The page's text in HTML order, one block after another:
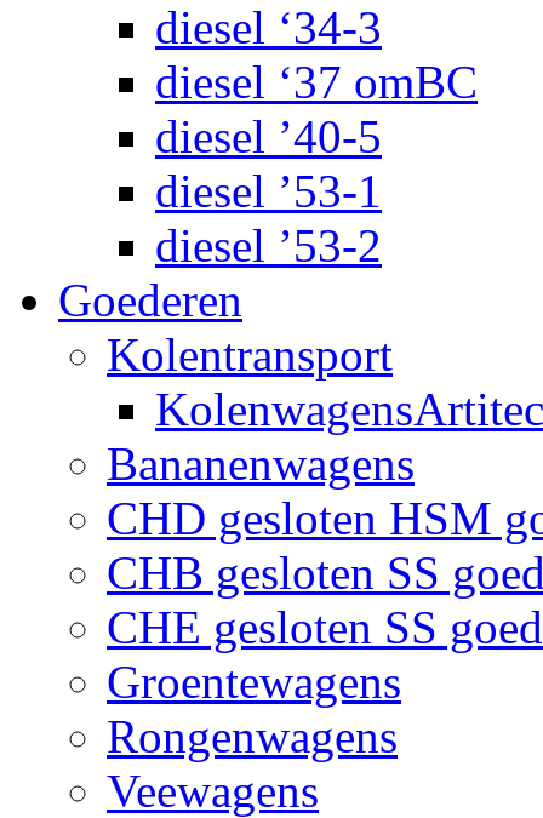
diesel ‘34-3
diesel ‘37 omBC
diesel ’40-5
diesel ’53-1
diesel ’53-2
Goederen
Kolentransport
KolenwagensArtitec
Bananenwagens
CHD gesloten HSM
CHB gesloten SS
CHE gesloten SS
Groentewagens
Rongenwagens
Veewagens